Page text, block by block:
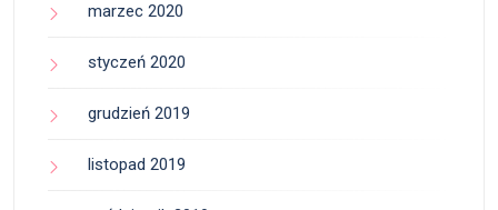
marzec 2020
styczeń 2020
grudzień 2019
listopad 2019